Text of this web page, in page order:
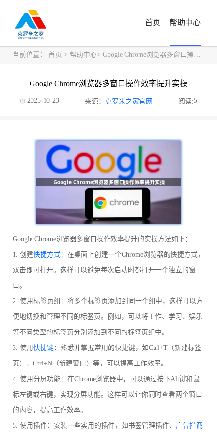
首页 帮助中心
当前位置： 首页 > 帮助中心> Google Chrome浏览器多窗口操作效率提升实操
Google Chrome浏览器多窗口操作效率提升实操
2025-10-23 来源： 克罗米之家官网 阅读:5
Google Chrome浏览器多窗口操作效率提升的实操方法如下：
1. 创建快捷方式：在桌面上创建一个Chrome浏览器的快捷方式，
双击即可打开。这样可以避免每次启动时都打开一个独立的窗
口。
2. 使用标签页组：将多个标签页添加到同一个组中，这样可以方
便地切换和管理不同的标签页。例如，可以将工作、学习、娱乐
等不同类型的标签页分别添加到不同的标签页组中。
3. 使用快捷键：熟悉并掌握常用的快捷键，如Ctrl+T（新建标签
页）、Ctrl+N（新建窗口）等，可以提高工作效率。
4. 使用分屏功能：在Chrome浏览器中，可以通过按下Alt键和鼠
标左键或右键，实现分屏功能。这样可以让你同时查看两个窗口
的内容，提高工作效率。
5. 使用插件：安装一些实用的插件，如书签管理插件、 广告拦截